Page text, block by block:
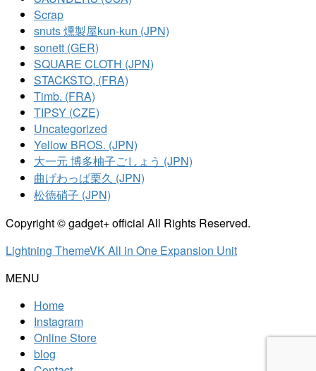
Scrap
snuts 燻製屋kun-kun (JPN)
sonett (GER)
SQUARE CLOTH (JPN)
STACKSTO, (FRA)
Timb. (FRA)
TIPSY (CZE)
Uncategorized
Yellow BROS. (JPN)
大一元 博多柚子ごしょう (JPN)
曲げわっぱ栗久 (JPN)
松徳硝子 (JPN)
Copyright © gadget+ official All Rights Reserved.
Lightning ThemeVK All in One Expansion Unit
MENU
Home
Instagram
Online Store
blog